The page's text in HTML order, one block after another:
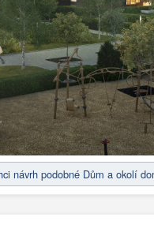
návrh podobné Dům a okolí